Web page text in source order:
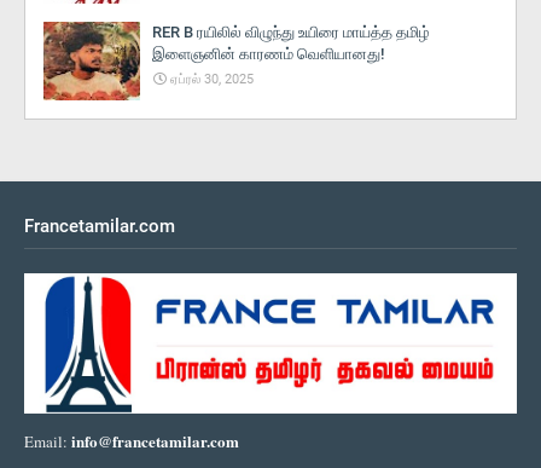
RER B ரயிலில் விழுந்து உயிரை மாய்த்த தமிழ்
இளைஞனின் காரணம் வெளியானது!
ஏப்ரல் 30, 2025
Francetamilar.com
Email: info@francetamilar.com